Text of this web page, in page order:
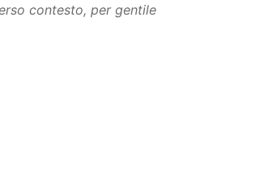
contesto, per gentile